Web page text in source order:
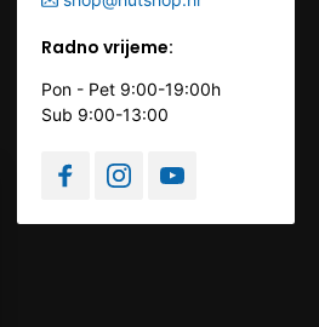
Radno vrijeme:
Pon - Pet 9:00-19:00h
Sub 9:00-13:00